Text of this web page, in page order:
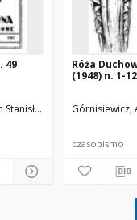
49
(1871-1948). Red.
Róża
(1948) n. 1-12
Górnisiewicz,
czasopismo